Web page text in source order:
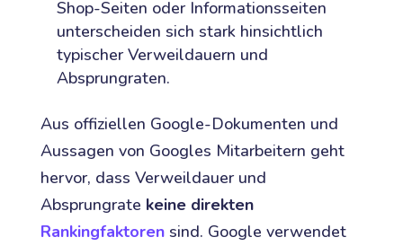
Shop-Seiten oder Informationsseiten
unterscheiden sich stark hinsichtlich
typischer Verweildauern und
Absprungraten.
Aus offiziellen Google-Dokumenten und
Aussagen von Googles Mitarbeitern geht
hervor, dass Verweildauer und
Absprungrate keine direkten
Rankingfaktorensind. Google verwendet